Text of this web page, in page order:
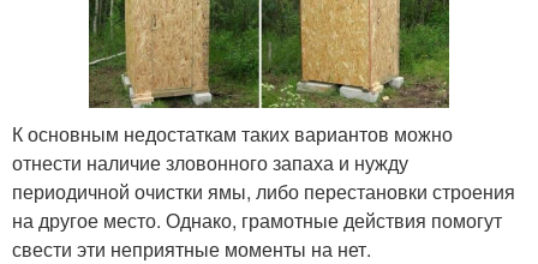
К основным недостаткам таких вариантов можно
отнести наличие зловонного запаха и нужду
периодичной очистки ямы, либо перестановки строения
на другое место. Однако, грамотные действия помогут
свести эти неприятные моменты на нет.